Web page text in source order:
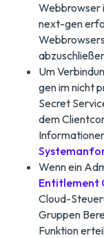
Webbrowser
next-gen
Um
gen im nicht
Secret
dem
Wenn ein
Entitlement
Cloud-
Gruppen
Funktion